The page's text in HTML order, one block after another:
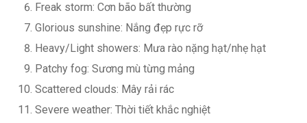
Freak storm: Cơn bão bất thường
Glorious sunshine: Nắng đẹp rực rỡ
Heavy/Light showers: Mưa rào nặng hạt/nhẹ hạt
Patchy fog: Sương mù từng mảng
Scattered clouds: Mây rải rác
Severe weather: Thời tiết khắc nghiệt